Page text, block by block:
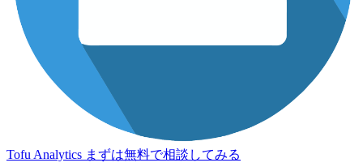
Tofu Analytics まずは無料で相談してみる